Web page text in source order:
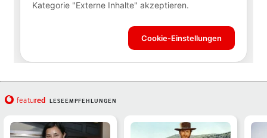
featured LESEEMPFEHLUNGEN